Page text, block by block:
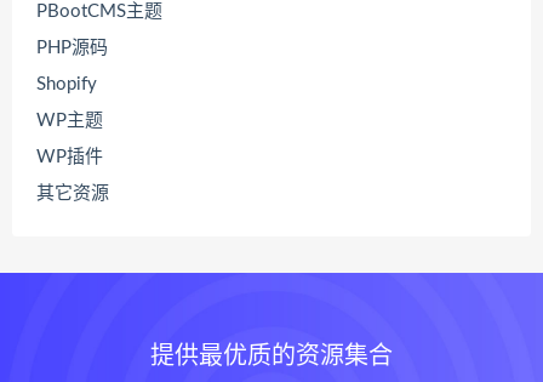
PBootCMS主题
PHP源码
Shopify
WP主题
WP插件
其它资源
提供最优质的资源集合